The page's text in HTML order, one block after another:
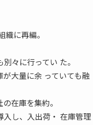
に再編。
々に行ってい た。
大量に余 っていても融
在庫を集約。
し、入出荷・ 在庫管理